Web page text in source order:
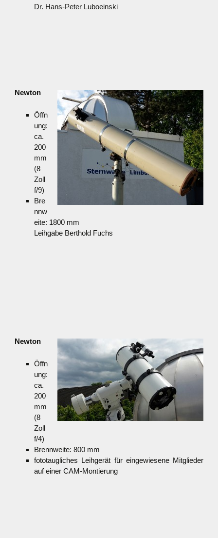
Dr. Hans-Peter Luboeinski
Newton
Öffn
ung:
ca.
200
mm
(8
Zoll
f/9)
Bre
nnw
eite: 1800 mm
Leihgabe Berthold Fuchs
Newton
Öffn
ung:
ca.
200
mm
(8
Zoll
f/4)
Brennweite: 800 mm
fototaugliches Leihgerät für eingewiesene Mitglieder
auf einer CAM-Montierung